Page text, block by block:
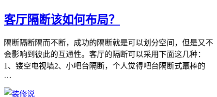
客厅隔断该如何布局？
隔断隔断隔而不断，成功的隔断就是可以划分空间，但是又不
会影响到彼此的互通性。客厅的隔断可以采用下面这几种：
1、镂空电视墙2、小吧台隔断，个人觉得吧台隔断式蕞棒的
…